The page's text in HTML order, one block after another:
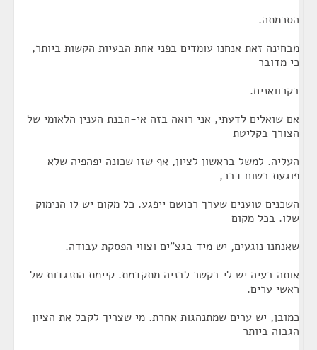
הסכמתה.
מבחינה זאת אנחנו עומדים בפני אחת הבעיות הקשות ביותר,
כי מדובר
בקרוואנים.
אם שואלים לדעתי, אני רואה בזה אי-הבנת הענין הלאומי של
הצורך בקליטת
העליה. למשל בראשון לציון, אף שזו שכונה יפהפיה שלא
פוגעת בשום דבר,
השכנים טוענים שערך רכושם ייפגע. כל מקום יש לו הנימוק
שלו. בכל מקום
שאנחנו נוגעים, יש מיד בגצ"ים וצווי הפסקת עבודה.
אותה בעיה יש לי בקשר לבניה מתקדמת. קיימת התנגדות של
ראשי ערים.
כמובן, יש ערים שמתנהגות אחרת. מי שצריך לקבל את הציון
הגבוה ביותר